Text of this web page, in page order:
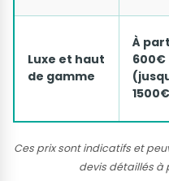
Luxe et haut
de gamme
À
600€
Ces prix sont indicatifs et
devis détaillés à